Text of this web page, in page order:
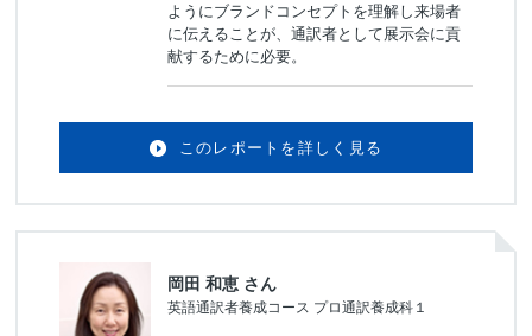
ようにブランドコンセプトを理解し来場者
に伝えることが、通訳者として展示会に貢
献するために必要。
このレポートを詳しく見る
岡田 和恵 さん
英語通訳者養成コース プロ通訳養成科１